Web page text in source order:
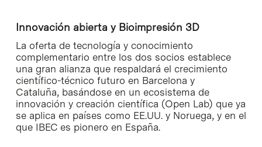
Innovación abierta y Bioimpresión 3D
La oferta de tecnología y conocimiento
complementario entre los dos socios establece
una gran alianza que respaldará el crecimiento
científico-técnico futuro en Barcelona y
Cataluña, basándose en un ecosistema de
innovación y creación científica (Open Lab) que ya
se aplica en países como EE.UU. y Noruega, y en el
que IBEC es pionero en España.